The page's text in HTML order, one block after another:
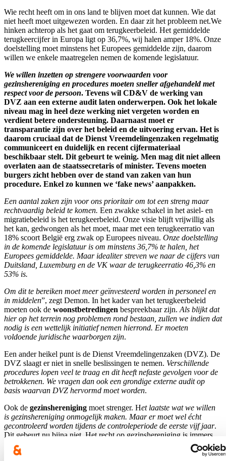
Wie recht heeft om in ons land te blijven moet dat kunnen. Wie dat
niet heeft moet uitgewezen worden. En daar zit het probleem net.We
hinken achterop als het gaat om terugkeerbeleid. Het gemiddelde
terugkeercijfer in Europa ligt op 36,7%, wij halen amper 18%. Onze
doelstelling moet minstens het Europees gemiddelde zijn, daarom
willen we enkele maatregelen nemen de komende legislatuur.
We willen inzetten op strengere voorwaarden voor
gezinshereniging en procedures moeten sneller afgehandeld met
respect voor de persoon. Tevens wil CD&V de werking van
DVZ aan een externe audit laten onderwerpen. Ook het lokale
niveau mag in heel deze werking niet vergeten worden en
verdient betere ondersteuning. Daarnaast moet er
transparantie zijn over het beleid en de uitvoering ervan. Het is
daarom cruciaal dat de Dienst Vreemdelingenzaken regelmatig
communiceert en duidelijk en recent cijfermateriaal
beschikbaar stelt. Dit gebeurt te weinig. Men mag dit niet alleen
overlaten aan de staatssecretaris of minister. Tevens moeten
burgers zicht hebben over de stand van zaken van hun
procedure. Enkel zo kunnen we ‘fake news’ aanpakken.
Een aantal zaken zijn voor ons prioritair om tot een streng maar
rechtvaardig beleid te komen. Een zwakke schakel in het asiel- en
migratiebeleid is het terugkeerbeleid. Onze visie blijft vrijwillig als
het kan, gedwongen als het moet, maar met een terugkeerratio van
18% scoort België erg zwak op Europees niveau. Onze doelstelling
in de komende legislatuur is om minstens 36,7% te halen, het
Europees gemiddelde. Maar idealiter streven we naar de cijfers van
Duitsland, Luxemburg en de VK waar de terugkeerratio 46,3% en
53% is.
Om dit te bereiken moet meer geïnvesteerd worden in personeel en
in middelen”, zegt Demon. In het kader van het terugkeerbeleid
moeten ook de woonstbetredingen bespreekbaar zijn. Als blijkt dat
hier op het terrein nog problemen rond bestaan, zullen we indien dat
nodig is een wettelijk initiatief nemen hierrond. Er moeten
voldoende juridische waarborgen zijn.
Een ander heikel punt is de Dienst Vreemdelingenzaken (DVZ). De
DVZ slaagt er niet in snelle beslissingen te nemen. Verschillende
procedures lopen veel te traag en dit heeft nefaste gevolgen voor de
betrokkenen. We vragen dan ook een grondige externe audit op
basis waarvan DVZ hervormd moet worden.
Ook de gezinshereniging moet strenger. Het laatste wat we willen
is gezinshereniging onmogelijk maken. Maar er moet wel écht
gecontroleerd worden tijdens de controleperiode de eerste vijf jaar.
Dit gebeurt nu bijna niet. Het recht op gezinshereniging is immers
aan strenge voorwaarden onderworpen, zoals een vast netto
inkomen dat 120% van het leefloon bedraagt en een